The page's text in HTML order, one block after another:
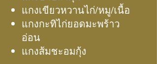
แกงเขียวหวานไก่/หมู/เนื้อ
แกงกะทิไก่ยอดมะพร้าว
อ่อน
แกงส้มชะอมกุ้ง